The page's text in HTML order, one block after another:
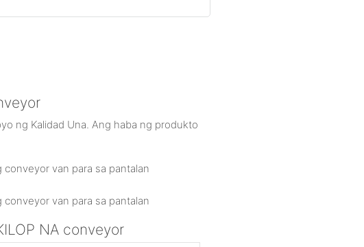
ng Kalidad Una. Ang haba ng produkto
NA conveyor